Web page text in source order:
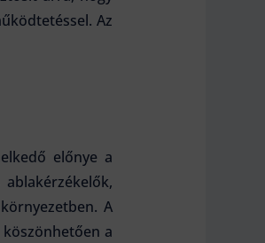
Az
előnye a
A
a